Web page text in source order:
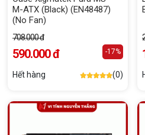
M-ATX (Black) (EN48487)
(No Fan)
708.000 đ
590.000 đ -17%
Hết hàng (0)